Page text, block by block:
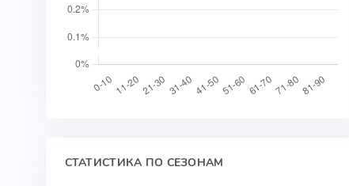
СТАТИСТИКА ПО СЕЗОНАМ